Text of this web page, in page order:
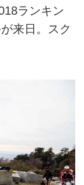
ランキン
来日。スク